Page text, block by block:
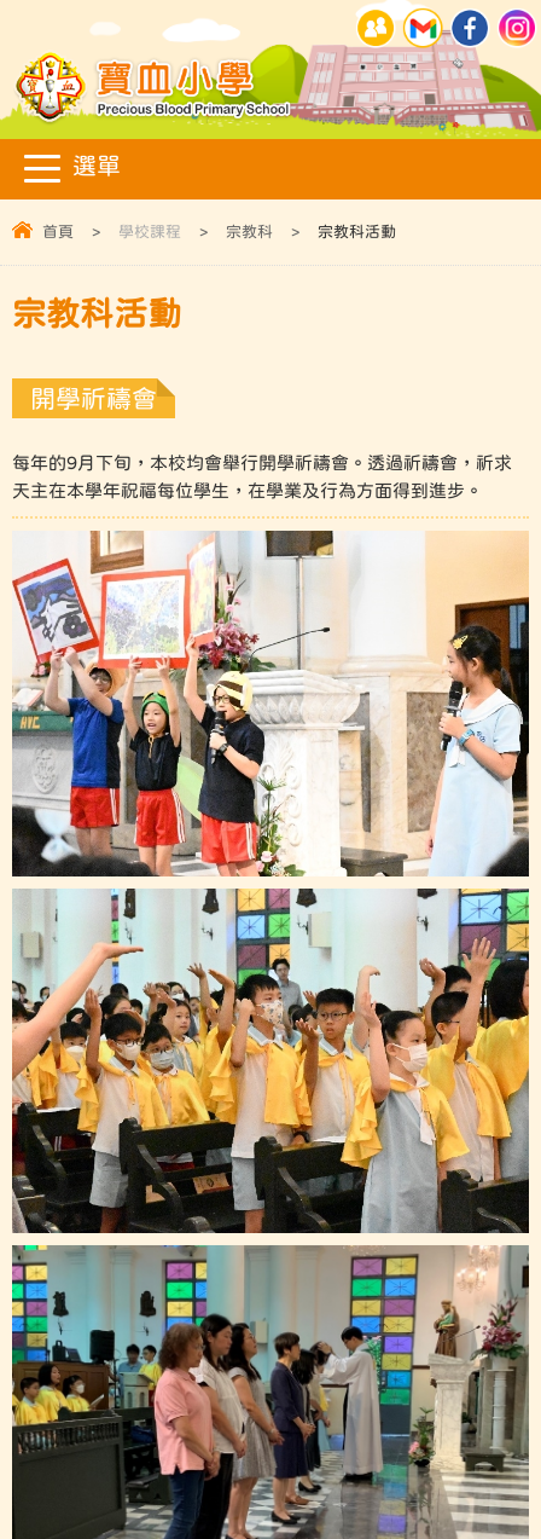
首頁 > 學校課程 > 宗教科 > 宗教科活動
宗教科活動
開學祈禱會
每年的9月下旬，本校均會舉行開學祈禱會。透過祈禱會，祈求
天主在本學年祝福每位學生，在學業及行為方面得到進步。